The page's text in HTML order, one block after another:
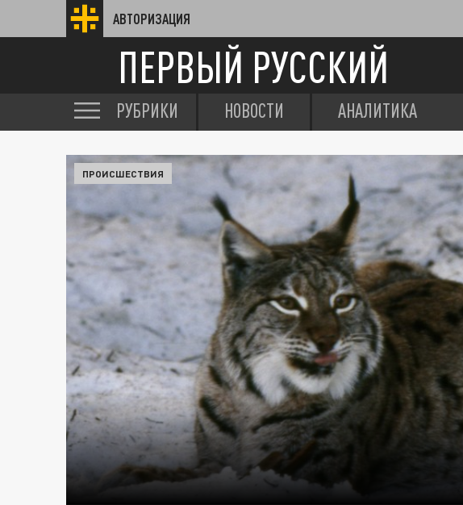
АВТОРИЗАЦИЯ
ПЕРВЫЙ РУССКИЙ
РУБРИКИ НОВОСТИ АНАЛИТИКА
ПРОИСШЕСТВИЯ